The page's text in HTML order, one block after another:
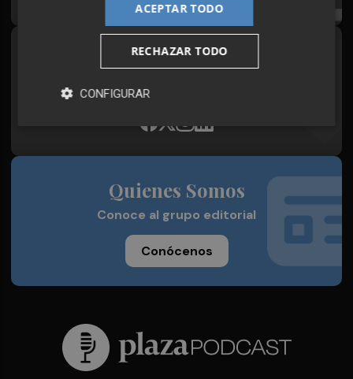
Síguenos en redes
Plaza Podcast, desde cualquier medio
Quienes Somos
Conoce al grupo editorial
Conócenos
ACEPTAR TODO
RECHAZAR TODO
CONFIGURAR